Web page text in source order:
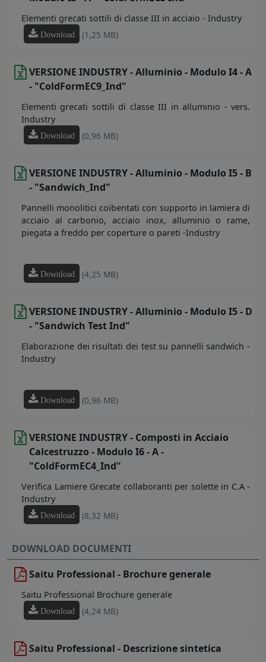
Elementi grecati sottili di classe III in acciaio - Industry
Download (1,25 MB)
VERSIONE INDUSTRY - Alluminio - Modulo I4 - A
- "ColdFormEC9_Ind"
Elementi grecati sottili di classe III in alluminio - vers.
Industry
Download (0,96 MB)
VERSIONE INDUSTRY - Alluminio - Modulo I5 - B
- "Sandwich_Ind"
Pannelli monolitici coibentati con supporto in lamiera di
acciaio al carbonio, acciaio inox, alluminio o rame,
piegata a freddo per coperture o pareti -Industry
Download (4,25 MB)
VERSIONE INDUSTRY - Alluminio - Modulo I5 - D
- "Sandwich Test Ind"
Elaborazione dei risultati dei test su pannelli sandwich -
Industry
Download (0,96 MB)
VERSIONE INDUSTRY - Composti in Acciaio
Calcestruzzo - Modulo I6 - A -
"ColdFormEC4_Ind"
Verifica Lamiere Grecate collaboranti per solette in C.A -
Industry
Download (8,32 MB)
DOWNLOAD DOCUMENTI
Saitu Professional - Brochure generale
Saitu Professional Brochure generale
Download (4,24 MB)
Saitu Professional - Descrizione sintetica